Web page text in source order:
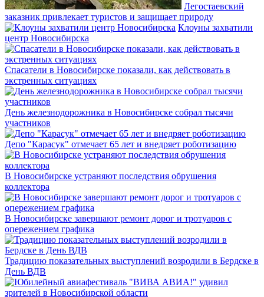
Легостаевский
заказник привлекает туристов и защищает природу
Клоуны захватили
центр Новосибирска
Спасатели в Новосибирске показали, как действовать в
экстренных ситуациях
День железнодорожника в Новосибирске собрал тысячи
участников
Депо "Карасук" отмечает 65 лет и внедряет роботизацию
В Новосибирске устраняют последствия обрушения
коллектора
В Новосибирске завершают ремонт дорог и тротуаров с
опережением графика
Традицию показательных выступлений возродили в Бердске в
День ВДВ